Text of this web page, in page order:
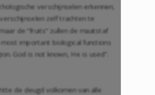
verschijnselen erkennen,
zelf trachten te
de “fruits” zullen de maatstaf
important biological functions
God is not known, He is used”.
de deugd volkomen van alle